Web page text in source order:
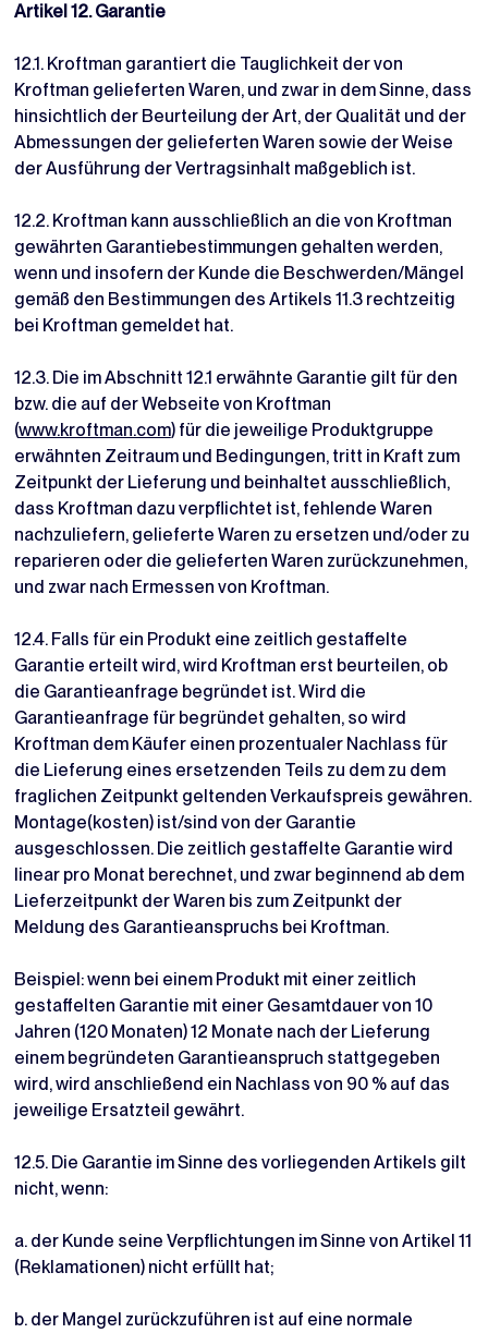
Artikel 12. Garantie
12.1. Kroftman garantiert die Tauglichkeit der von
Kroftman gelieferten Waren, und zwar in dem Sinne, dass
hinsichtlich der Beurteilung der Art, der Qualität und der
Abmessungen der gelieferten Waren sowie der Weise
der Ausführung der Vertragsinhalt maßgeblich ist.
12.2. Kroftman kann ausschließlich an die von Kroftman
gewährten Garantiebestimmungen gehalten werden,
wenn und insofern der Kunde die Beschwerden/Mängel
gemäß den Bestimmungen des Artikels 11.3 rechtzeitig
bei Kroftman gemeldet hat.
12.3. Die im Abschnitt 12.1 erwähnte Garantie gilt für den
bzw. die auf der Webseite von Kroftman
(www.kroftman.com) für die jeweilige Produktgruppe
erwähnten Zeitraum und Bedingungen, tritt in Kraft zum
Zeitpunkt der Lieferung und beinhaltet ausschließlich,
dass Kroftman dazu verpflichtet ist, fehlende Waren
nachzuliefern, gelieferte Waren zu ersetzen und/oder zu
reparieren oder die gelieferten Waren zurückzunehmen,
und zwar nach Ermessen von Kroftman.
12.4. Falls für ein Produkt eine zeitlich gestaffelte
Garantie erteilt wird, wird Kroftman erst beurteilen, ob
die Garantieanfrage begründet ist. Wird die
Garantieanfrage für begründet gehalten, so wird
Kroftman dem Käufer einen prozentualer Nachlass für
die Lieferung eines ersetzenden Teils zu dem zu dem
fraglichen Zeitpunkt geltenden Verkaufspreis gewähren.
Montage(kosten) ist/sind von der Garantie
ausgeschlossen. Die zeitlich gestaffelte Garantie wird
linear pro Monat berechnet, und zwar beginnend ab dem
Lieferzeitpunkt der Waren bis zum Zeitpunkt der
Meldung des Garantieanspruchs bei Kroftman.
Beispiel: wenn bei einem Produkt mit einer zeitlich
gestaffelten Garantie mit einer Gesamtdauer von 10
Jahren (120 Monaten) 12 Monate nach der Lieferung
einem begründeten Garantieanspruch stattgegeben
wird, wird anschließend ein Nachlass von 90 % auf das
jeweilige Ersatzteil gewährt.
12.5. Die Garantie im Sinne des vorliegenden Artikels gilt
nicht, wenn:
a. der Kunde seine Verpflichtungen im Sinne von Artikel 11
(Reklamationen) nicht erfüllt hat;
b. der Mangel zurückzuführen ist auf eine normale